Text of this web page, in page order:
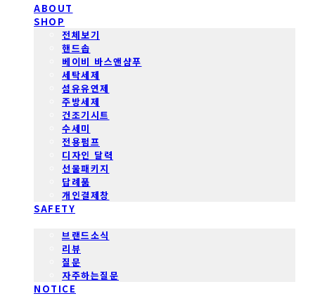
ABOUT
SHOP
전체보기
핸드솝
베이비 바스앤샴푸
세탁세제
섬유유연제
주방세제
건조기시트
수세미
전용펌프
디자인 달력
선물패키지
답례품
개인결제창
SAFETY
브랜드소식
리뷰
질문
자주하는질문
NOTICE